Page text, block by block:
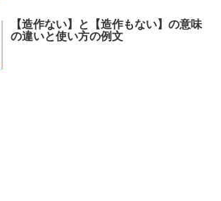
【造作ない】と【造作もない】の意味
の違いと使い方の例文